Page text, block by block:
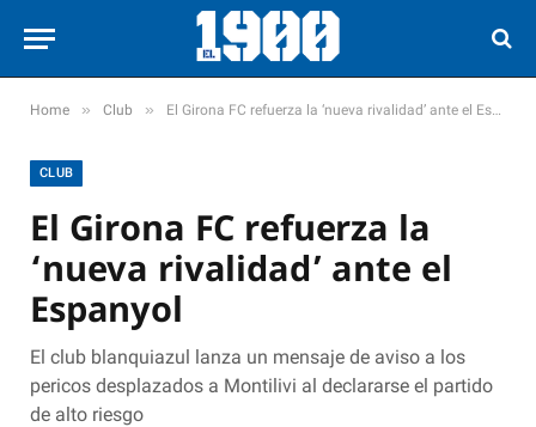
Home » Club » El Girona FC refuerza la ‘nueva rivalidad’ ante el Espanyol
CLUB
El Girona FC refuerza la
‘nueva rivalidad’ ante el
Espanyol
El club blanquiazul lanza un mensaje de aviso a los
pericos desplazados a Montilivi al declararse el partido
de alto riesgo